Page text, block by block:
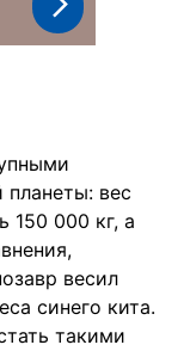
вес
150 000 кг, а
весил
синего кита.
такими